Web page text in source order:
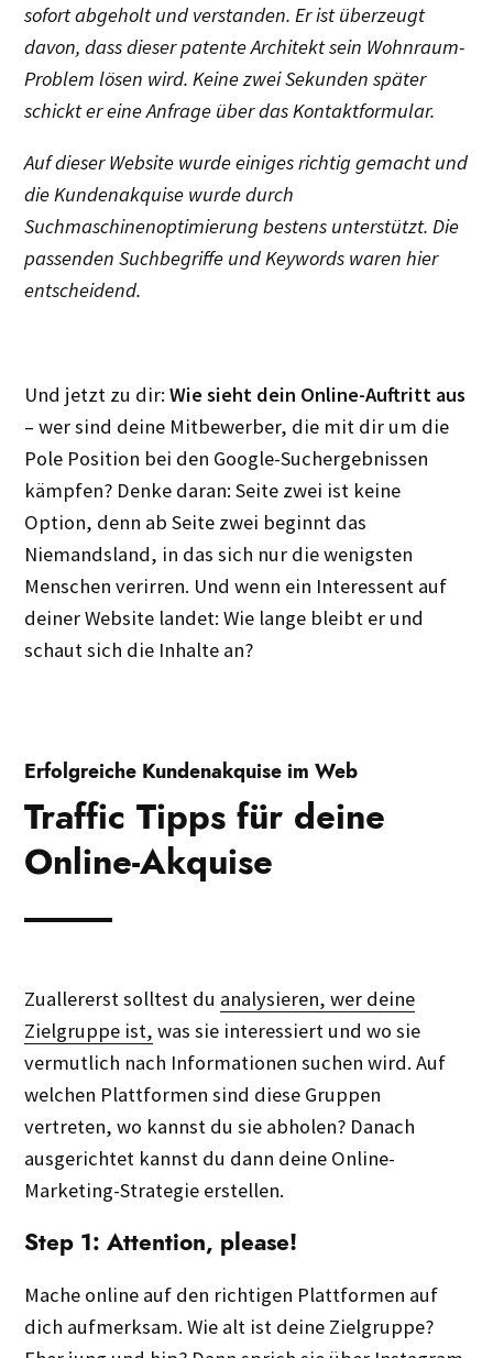
sofort abgeholt und verstanden. Er ist überzeugt
davon, dass dieser patente Architekt sein Wohnraum-
Problem lösen wird. Keine zwei Sekunden später
schickt er eine Anfrage über das Kontaktformular.
Auf dieser Website wurde einiges richtig gemacht und
die Kundenakquise wurde durch
Suchmaschinenoptimierung bestens unterstützt. Die
passenden Suchbegriffe und Keywords waren hier
entscheidend.
Und jetzt zu dir:Wie sieht dein Online-Auftritt aus
– wer sind deine Mitbewerber, die mit dir um die
Pole Position bei den Google-Suchergebnissen
kämpfen? Denke daran: Seite zwei ist keine
Option, denn ab Seite zwei beginnt das
Niemandsland, in das sich nur die wenigsten
Menschen verirren. Und wenn ein Interessent auf
deiner Website landet: Wie lange bleibt er und
schaut sich die Inhalte an?
Erfolgreiche Kundenakquise im Web
Traffic Tipps für deine
Online-Akquise
Zuallererst solltest du analysieren, wer deine
Zielgruppe ist, was sie interessiert und wo sie
vermutlich nach Informationen suchen wird. Auf
welchen Plattformen sind diese Gruppen
vertreten, wo kannst du sie abholen? Danach
ausgerichtet kannst du dann deine Online-
Marketing-Strategie erstellen.
Step 1: Attention, please!
Mache online auf den richtigen Plattformen auf
dich aufmerksam. Wie alt ist deine Zielgruppe?